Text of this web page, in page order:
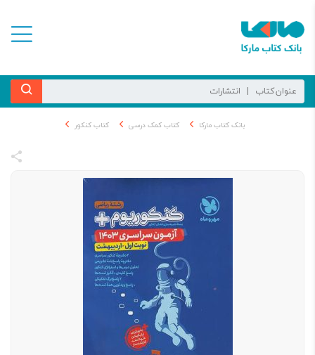
بانک کتاب مارکا کتاب کمک درسی کتاب کنکور